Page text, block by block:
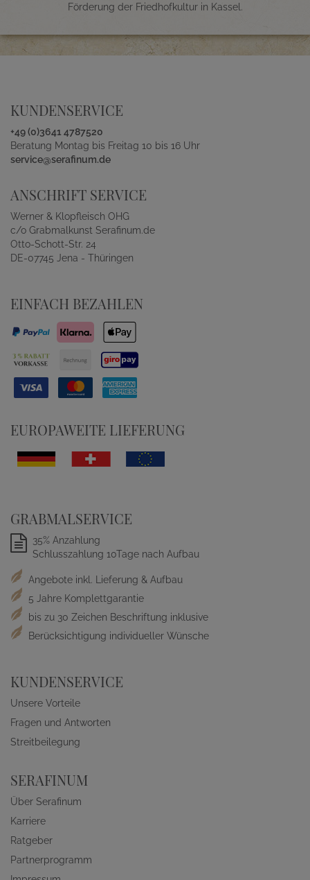
Förderung der Friedhofkultur in Kassel.
KUNDENSERVICE
+49 (0)3641 4787520
Beratung Montag bis Freitag 10 bis 16 Uhr
service@serafinum.de
ANSCHRIFT SERVICE
Werner & Klopfleisch OHG
c/o Grabmalkunst Serafinum.de
Otto-Schott-Str. 24
DE-07745 Jena - Thüringen
EINFACH BEZAHLEN
EUROPAWEITE LIEFERUNG
GRABMALSERVICE
35% Anzahlung
Schlusszahlung 10Tage nach Aufbau
Angebote inkl. Lieferung & Aufbau
5 Jahre Komplettgarantie
bis zu 30 Zeichen Beschriftung inklusive
Berücksichtigung individueller Wünsche
KUNDENSERVICE
Unsere Vorteile
Fragen und Antworten
Streitbeilegung
SERAFINUM
Über Serafinum
Karriere
Ratgeber
Partnerprogramm